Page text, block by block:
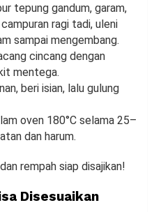
tepung gandum, garam,
ragi tadi, uleni
sampai mengembang.
cincang dengan
mentega.
beri isian, lalu gulung
oven 180°C selama 25–
dan harum.
rempah siap disajikan!
Disesuaikan